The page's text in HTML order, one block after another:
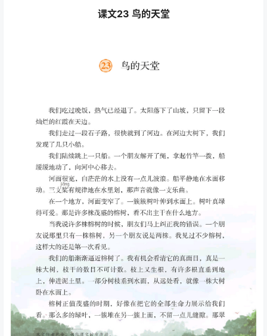
课文23 鸟的天堂